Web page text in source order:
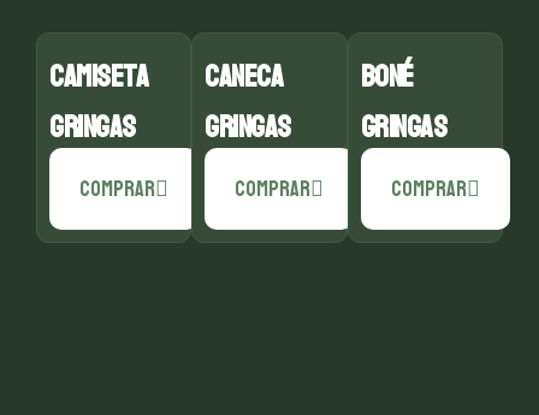
CAMISETA
GRINGAS
COMPRAR
CANECA
GRINGAS
COMPRAR
BONÉ
GRINGAS
COMPRAR